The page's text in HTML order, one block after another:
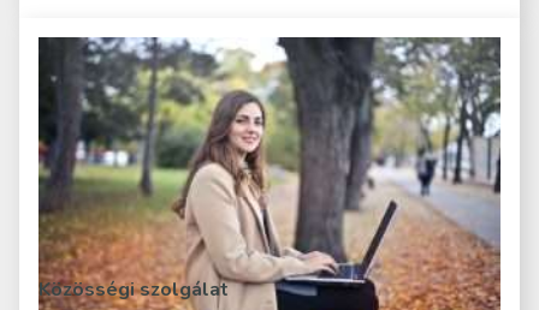
Közösségi szolgálat